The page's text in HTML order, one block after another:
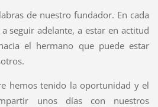
de nuestro fundador. En cada
seguir adelante, a estar en actitud
el hermano que puede estar
hemos tenido la oportunidad y el
unos días con nuestros